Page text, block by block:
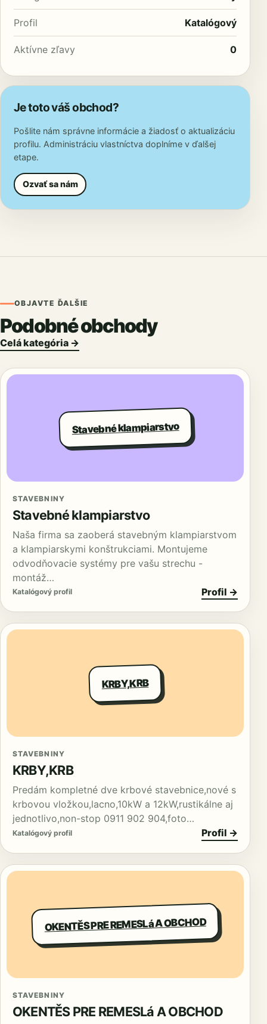
Profil Katalógový
Aktívne zľavy 0
Je toto váš obchod?
Pošlite nám správne informácie a žiadosť o aktualizáciu
profilu. Administráciu vlastníctva doplníme v ďalšej
etape.
Ozvať sa nám
OBJAVTE ĎALŠIE
Podobné obchody
Celá kategória →
Stavebné klampiarstvo
STAVEBNINY
Stavebné klampiarstvo
Naša firma sa zaoberá stavebným klampiarstvom
a klampiarskymi konštrukciami. Montujeme
odvodňovacie systémy pre vašu strechu -
montáž…
Katalógový profil Profil →
KRBY,KRB
STAVEBNINY
KRBY,KRB
Predám kompletné dve krbové stavebnice,nové s
krbovou vložkou,lacno,10kW a 12kW,rustikálne aj
jednotlivo,non-stop 0911 902 904,foto…
Katalógový profil Profil →
OKENTĚS PRE REMESLá A OBCHOD
STAVEBNINY
OKENTĚS PRE REMESLá A OBCHOD